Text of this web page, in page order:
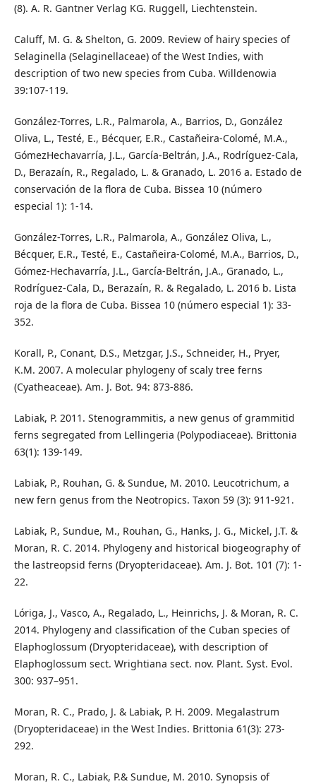
(8). A. R. Gantner Verlag KG. Ruggell, Liechtenstein.
Caluff, M. G. & Shelton, G. 2009. Review of hairy species of
Selaginella (Selaginellaceae) of the West Indies, with
description of two new species from Cuba. Willdenowia
39:107-119.
González-Torres, L.R., Palmarola, A., Barrios, D., González
Oliva, L., Testé, E., Bécquer, E.R., Castañeira-Colomé, M.A.,
GómezHechavarría, J.L., García-Beltrán, J.A., Rodríguez-Cala,
D., Berazaín, R., Regalado, L. & Granado, L. 2016 a. Estado de
conservación de la flora de Cuba. Bissea 10 (número
especial 1): 1-14.
González-Torres, L.R., Palmarola, A., González Oliva, L.,
Bécquer, E.R., Testé, E., Castañeira-Colomé, M.A., Barrios, D.,
Gómez-Hechavarría, J.L., García-Beltrán, J.A., Granado, L.,
Rodríguez-Cala, D., Berazaín, R. & Regalado, L. 2016 b. Lista
roja de la flora de Cuba. Bissea 10 (número especial 1): 33-
352.
Korall, P., Conant, D.S., Metzgar, J.S., Schneider, H., Pryer,
K.M. 2007. A molecular phylogeny of scaly tree ferns
(Cyatheaceae). Am. J. Bot. 94: 873-886.
Labiak, P. 2011. Stenogrammitis, a new genus of grammitid
ferns segregated from Lellingeria (Polypodiaceae). Brittonia
63(1): 139-149.
Labiak, P., Rouhan, G. & Sundue, M. 2010. Leucotrichum, a
new fern genus from the Neotropics. Taxon 59 (3): 911-921.
Labiak, P., Sundue, M., Rouhan, G., Hanks, J. G., Mickel, J.T. &
Moran, R. C. 2014. Phylogeny and historical biogeography of
the lastreopsid ferns (Dryopteridaceae). Am. J. Bot. 101 (7): 1-
22.
Lóriga, J., Vasco, A., Regalado, L., Heinrichs, J. & Moran, R. C.
2014. Phylogeny and classification of the Cuban species of
Elaphoglossum (Dryopteridaceae), with description of
Elaphoglossum sect. Wrightiana sect. nov. Plant. Syst. Evol.
300: 937–951.
Moran, R. C., Prado, J. & Labiak, P. H. 2009. Megalastrum
(Dryopteridaceae) in the West Indies. Brittonia 61(3): 273-
292.
Moran, R. C., Labiak, P.& Sundue, M. 2010. Synopsis of